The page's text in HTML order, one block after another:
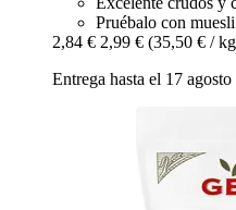
Pruébalo con
2,84 € 2,99 € (35,50 € /
Entrega hasta el 17 agosto